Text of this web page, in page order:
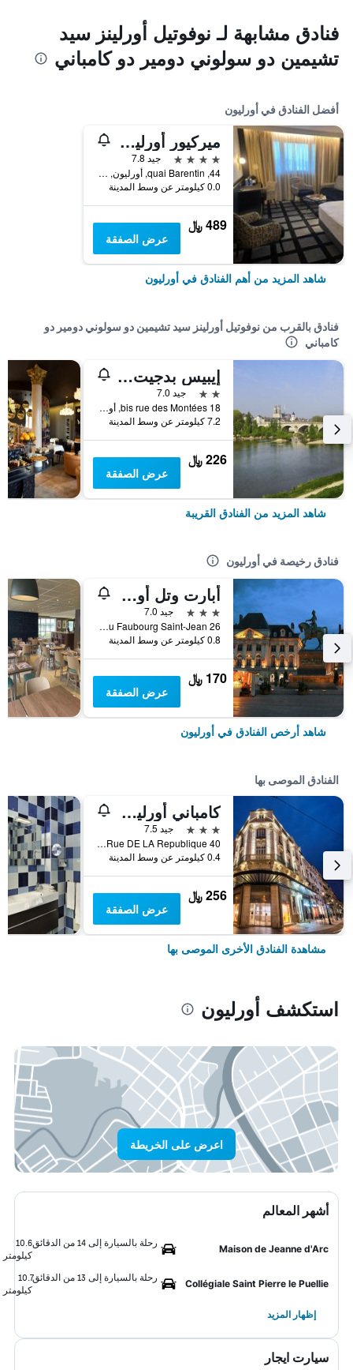
فنادق مشابهة لـ نوفوتيل أورلينز سيد
تشيمين دو سولوني دومير دو كامباني
أفضل الفنادق في أورليون
ميركيور أورليانز سنتر
4 نجوم
جيد 7.8
44, quai Barentin, أورليون, إقليم لواريت, فرنسا
0.0 كيلومتر عن وسط المدينة
489 ﷼
عرض الصفقة
شاهد المزيد من أهم الفنادق في أورليون
فنادق بالقرب من نوفوتيل أورلينز سيد تشيمين دو سولوني دومير دو
كامباني
إيبيس بدجيت أورليانز سود كوميت
2 نجمتين
جيد 7.0
18 bis rue des Montées, أورليون, إقليم لواريت, فرنسا
7.2 كيلومتر عن وسط المدينة
226 ﷼
عرض الصفقة
شاهد المزيد من الفنادق القريبة
فنادق رخيصة في أورليون
أبارت وتل أوداليز سيتي - أورليانز سنتر
3 نجوم
جيد 7.0
26 Rue du Faubourg Saint-Jean, أورليون, إقليم لواريت, فرنسا
0.8 كيلومتر عن وسط المدينة
170 ﷼
عرض الصفقة
شاهد أرخص الفنادق في أورليون
الفنادق الموصى بها
كامباني أورليون سونتر - محطة
3 نجوم
جيد 7.5
40 Rue DE LA Republique, أورليون, إقليم لواريت, فرنسا
0.4 كيلومتر عن وسط المدينة
256 ﷼
عرض الصفقة
مشاهدة الفنادق الأخرى الموصى بها
استكشف أورليون
اعرض على الخريطة
أشهر المعالم
Maison de Jeanne d'Arc
رحلة بالسيارة إلى 14 من الدقائق
10.6
كيلومتر
Collégiale Saint Pierre le Puellie
رحلة بالسيارة إلى 13 من الدقائق
10.7
كيلومتر
إظهار المزيد
سيارت ايجار